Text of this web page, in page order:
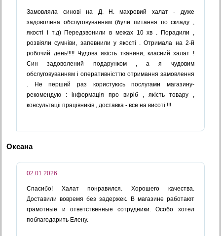
Замовляла синові на Д. Н. махровий халат - дуже
задоволена обслуговуванням (були питання по складу ,
якості і т.д) Передзвонили в межах 10 хв . Порадили ,
розвіяли сумніви, запевнили у якості . Отримала на 2-й
робочий день!!!!! Чудова якість тканини, класний халат !
Син задоволений подарунком , а я чудовим
обслуговуванням і оперативністтю отримання замовлення
. Не перший раз користуюсь послугами магазину-
рекомендую : інформація про виріб , якість товару ,
консультаціі працівників , доставка - все на висоті !!!
Оксана
02.01.2026
Спасибо! Халат понравился. Хорошего качества.
Доставили вовремя без задержек. В магазине работают
грамотные и ответственные сотрудники. Особо хотел
поблагодарить Елену.